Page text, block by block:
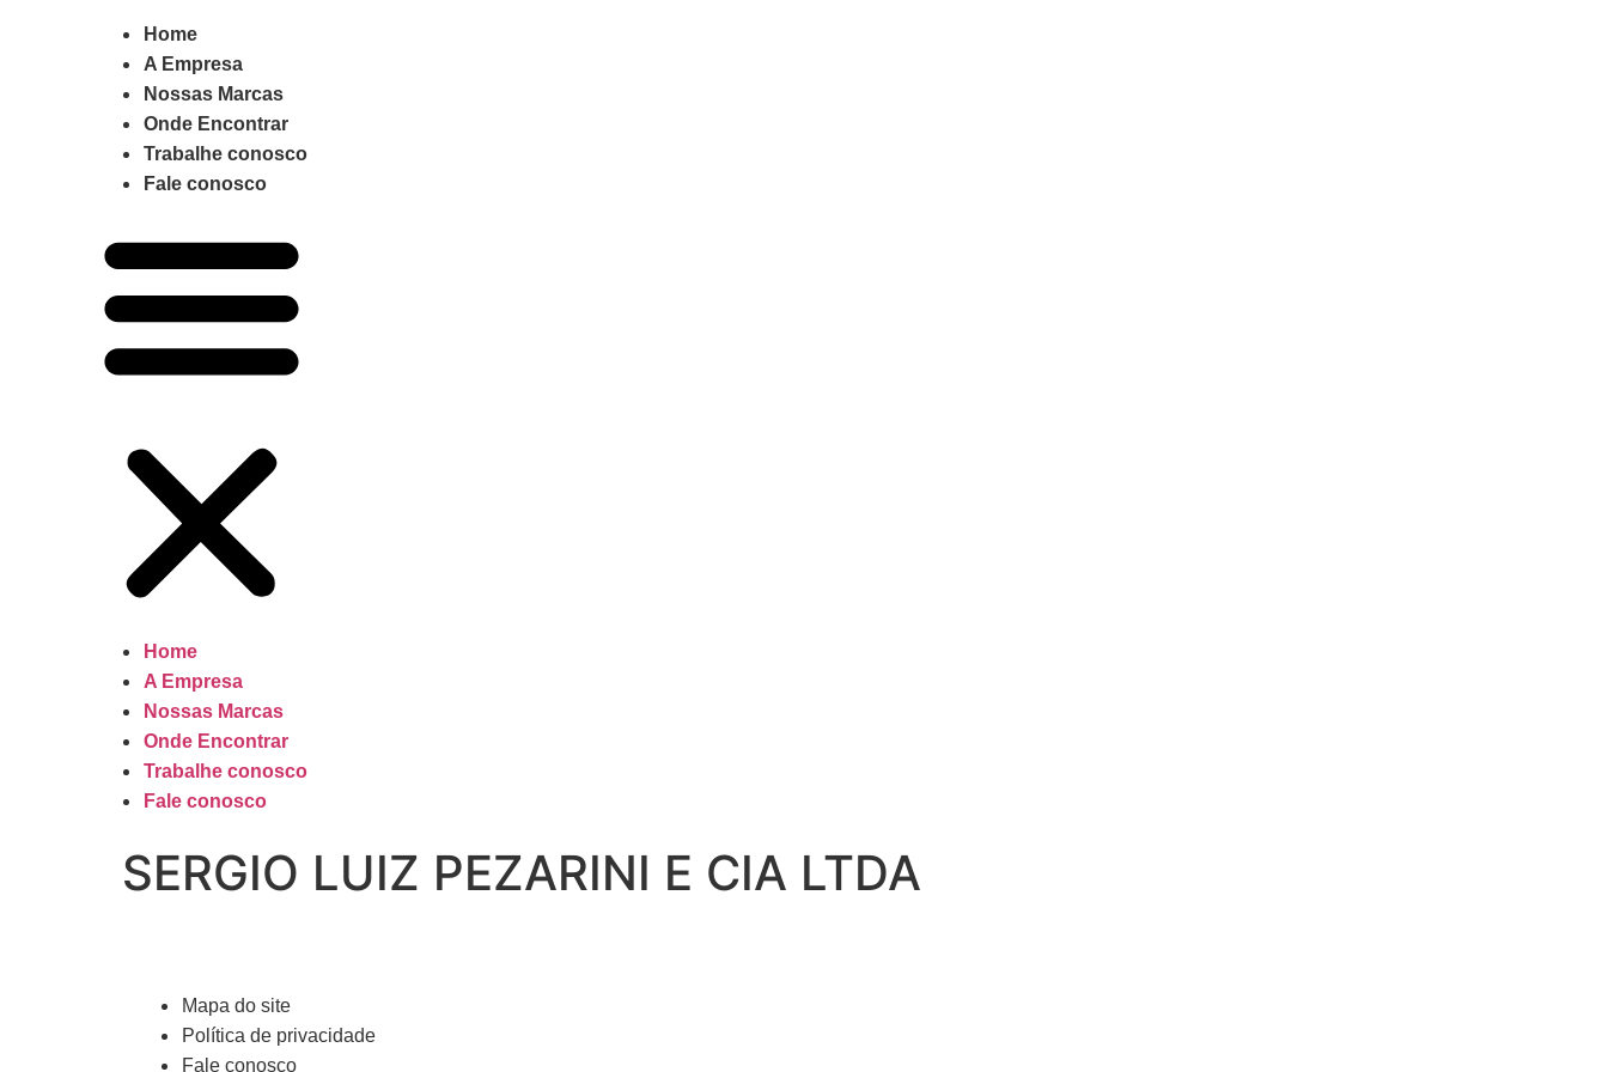
Home
A Empresa
Nossas Marcas
Onde Encontrar
Trabalhe conosco
Fale conosco
Home
A Empresa
Nossas Marcas
Onde Encontrar
Trabalhe conosco
Fale conosco
SERGIO LUIZ PEZARINI E CIA LTDA
Mapa do site
Política de privacidade
Fale conosco